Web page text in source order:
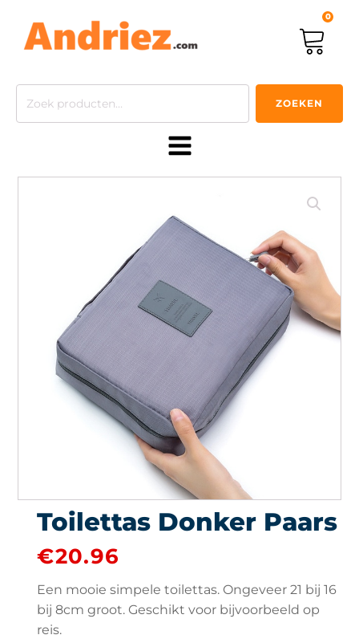
0
Zoeken
ZOEKEN
Toilettas Donker Paars
€20.96
Een mooie simpele toilettas. Ongeveer 21 bij 16
bij 8cm groot. Geschikt voor bijvoorbeeld op
reis.